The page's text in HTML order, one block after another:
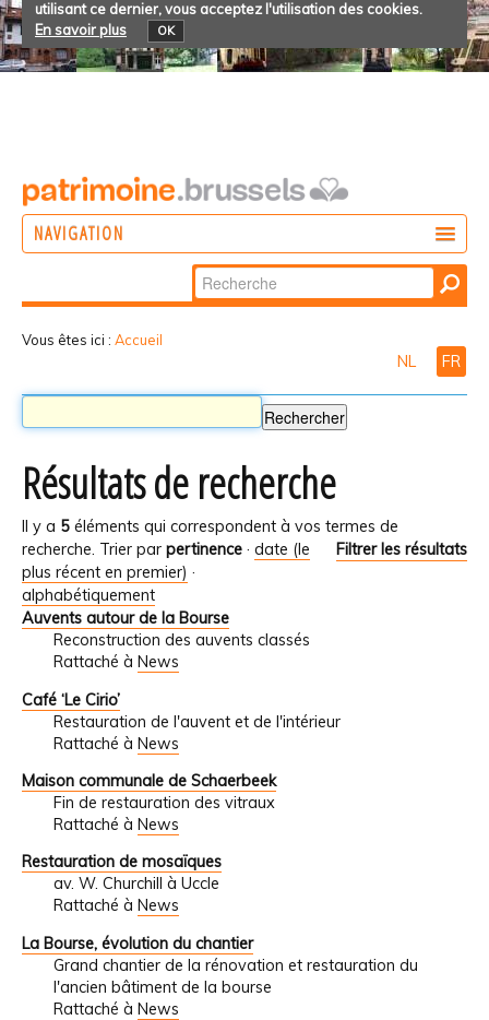
utilisant ce dernier, vous acceptez l'utilisation des cookies.
En savoir plus
OK
NAVIGATION
Chercher par
Recherche
Vous êtes ici : Accueil
NL FR
Résultats de recherche
Il y a 5 éléments qui correspondent à vos termes de
recherche.
Filtrer les résultats
Trier par pertinence · date (le
plus récent en premier) ·
alphabétiquement
Auvents autour de la Bourse
Reconstruction des auvents classés
Rattaché à News
Café ‘Le Cirio’
Restauration de l'auvent et de l'intérieur
Rattaché à News
Maison communale de Schaerbeek
Fin de restauration des vitraux
Rattaché à News
Restauration de mosaïques
av. W. Churchill à Uccle
Rattaché à News
La Bourse, évolution du chantier
Grand chantier de la rénovation et restauration du
l'ancien bâtiment de la bourse
Rattaché à News